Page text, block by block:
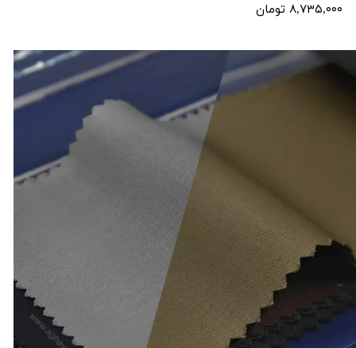
۸,۷۳۵,۰۰۰ تومان